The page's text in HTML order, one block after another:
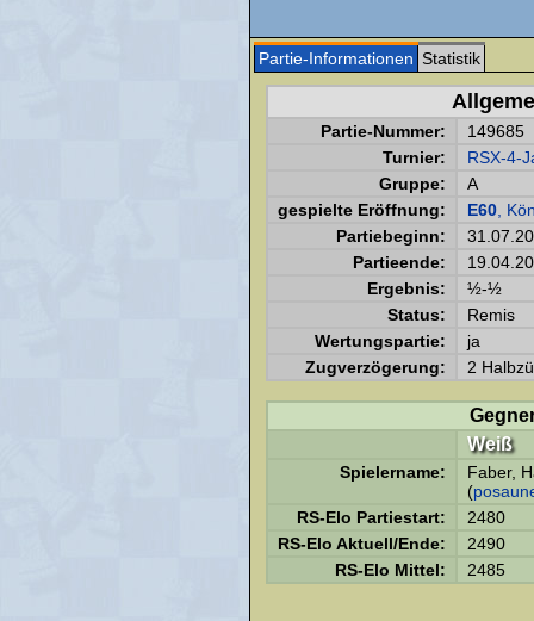
Partie-Informationen Statistik
Partie-Nummer:
149685
Turnier:
RSX-4-
Gruppe:
A
gespielte Eröffnung:
E60 ,
Partiebeginn:
Partieende:
Ergebnis:
½-½
Status:
Remis
Wertungspartie:
ja
Zugverzögerung:
2
Weiß
Spielername:
Faber,
(
RS-Elo Partiestart:
2480
RS-Elo Aktuell/Ende:
2490
RS-Elo Mittel:
2485